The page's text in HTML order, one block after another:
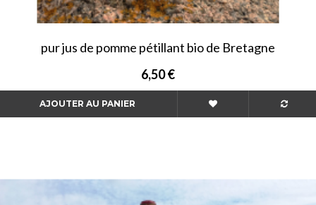
pur jus de pomme pétillant bio de Bretagne
6,50 €
AJOUTER AU PANIER